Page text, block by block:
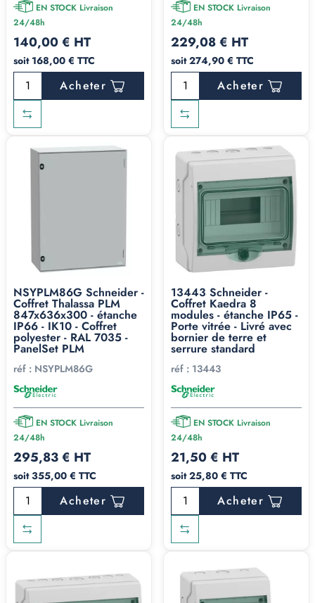
EN STOCK Livraison
24/48h
140,00 € HT
soit 168,00 € TTC
Acheter
EN STOCK Livraison
24/48h
229,08 € HT
soit 274,90 € TTC
Acheter
NSYPLM86G Schneider -
Coffret Thalassa PLM
847x636x300 - étanche
IP66 - IK10 - Coffret
polyester - RAL 7035 -
PanelSet PLM
réf : NSYPLM86G
EN STOCK Livraison
24/48h
295,83 € HT
soit 355,00 € TTC
Acheter
13443 Schneider -
Coffret Kaedra 8
modules - étanche IP65 -
Porte vitrée - Livré avec
bornier de terre et
serrure standard
réf : 13443
EN STOCK Livraison
24/48h
21,50 € HT
soit 25,80 € TTC
Acheter